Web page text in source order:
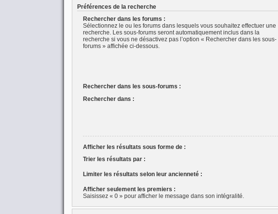
Préférences de la recherche
Rechercher dans les forums :
Sélectionnez le ou les forums dans lesquels vous souhaitez effectuer une
recherche. Les sous-forums seront automatiquement inclus dans la
recherche si vous ne désactivez pas l’option « Rechercher dans les sous-
forums » affichée ci-dessous.
Rechercher dans les sous-forums :
Rechercher dans :
Afficher les résultats sous forme de :
Trier les résultats par :
Limiter les résultats selon leur ancienneté :
Afficher seulement les premiers :
Saisissez « 0 » pour afficher le message dans son intégralité.